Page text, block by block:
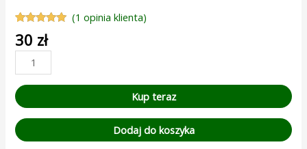
Oceniony
5.00 na 5 na
podstawie
oceny
(1 opinia klienta)
30 zł
Kup teraz
Dodaj do koszyka